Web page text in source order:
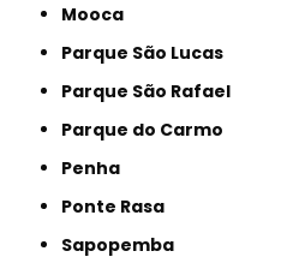
Mooca
Parque São Lucas
Parque São Rafael
Parque do Carmo
Penha
Ponte Rasa
Sapopemba